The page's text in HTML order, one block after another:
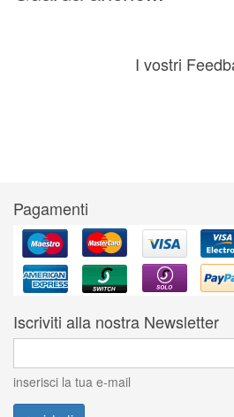
I vostri
Pagamenti
Iscriviti alla nostra Newsletter
inserisci la tua e-mail